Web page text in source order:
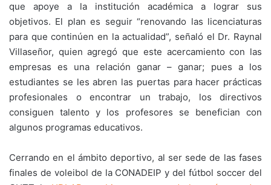
que apoye a la institución académica a lograr sus
objetivos. El plan es seguir “renovando las licenciaturas
para que continúen en la actualidad”, señaló el Dr. Raynal
Villaseñor, quien agregó que este acercamiento con las
empresas es una relación ganar – ganar; pues a los
estudiantes se les abren las puertas para hacer prácticas
profesionales o encontrar un trabajo, los directivos
consiguen talento y los profesores se benefician con
algunos programas educativos.
Cerrando en el ámbito deportivo, al ser sede de las fases
finales de voleibol de la CONADEIP y del fútbol soccer del